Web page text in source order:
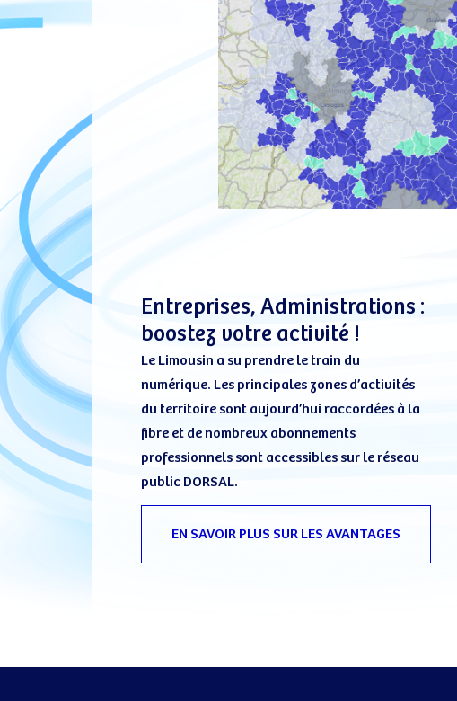
Entreprises, Administrations :
boostez votre activité !
Le Limousin a su prendre le train du
numérique. Les principales zones d’activités
du territoire sont aujourd’hui raccordées à la
fibre et de nombreux abonnements
professionnels sont accessibles sur le réseau
public DORSAL.
EN SAVOIR PLUS SUR LES AVANTAGES